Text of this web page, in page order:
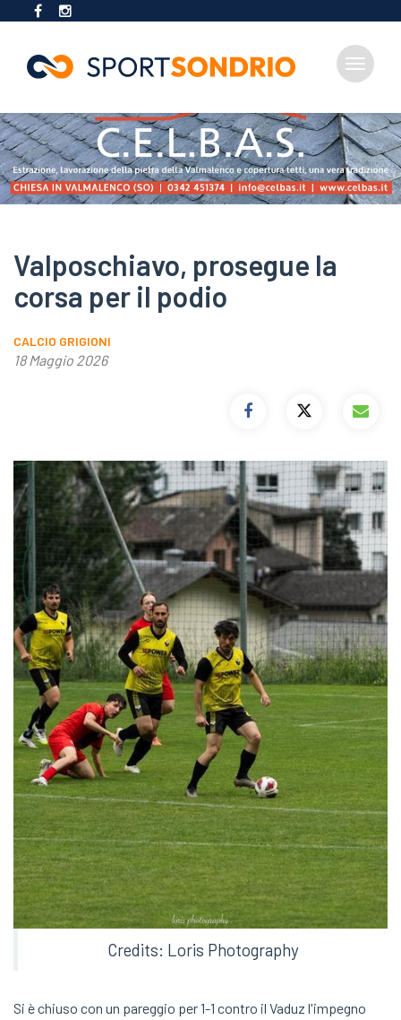
al
contenuto
principale
Toggle
Valposchiavo, prosegue la
corsa per il podio
CALCIO GRIGIONI
18 Maggio 2026
Credits: Loris Photography
Si è chiuso con un pareggio per 1-1 contro il Vaduz l'impegno